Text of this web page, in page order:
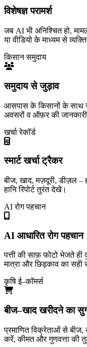
विशेषज्ञ परामर्श
जब AI भी अनिश्चित हो,
या वीडियो के माध्यम से
किसान समुदाय
समुदाय से जुड़ाव
आसपास के किसानों के साथ
अवसरों व ऑफ़र की
खर्चा रेकॉर्ड
स्मार्ट खर्चा ट्रैकर
बीज, खाद, मज़दूरी, डीज़ल
हानि रिपोर्ट तुरंत देखें।
AI रोग पहचान
AI आधारित रोग पहचान
पत्ती की साफ़ फोटो भेजते
मात्रा और छिड़काव का सही
कृषि ई–कॉमर्स
बीज–खाद खरीदने का
प्रमाणित विक्रेताओं से
करें, कीमत और गुणवत्ता की